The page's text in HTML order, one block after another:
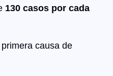
130 casos por cada
causa de